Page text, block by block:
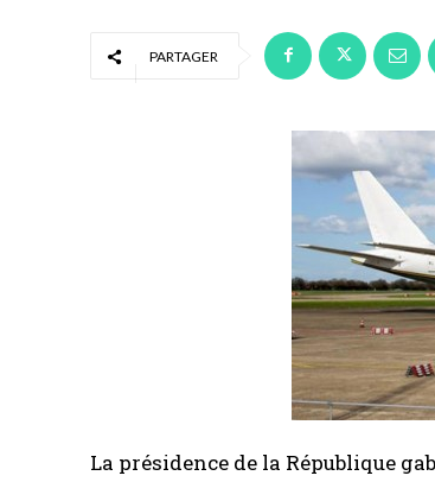
PARTAGER
La présidence de la République